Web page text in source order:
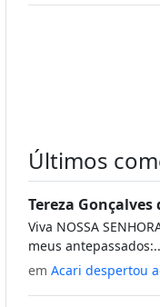
Últimos
Tereza
Viva NOSSA
meus
em Acari despertou